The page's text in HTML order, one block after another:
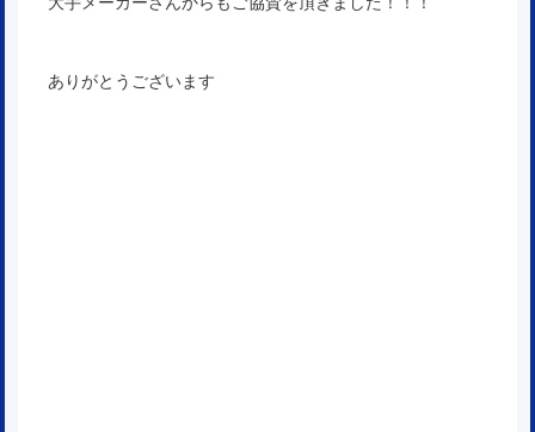
ありがとうございます